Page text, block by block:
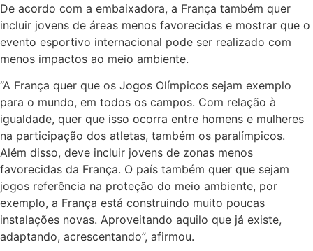
De acordo com a embaixadora, a França também quer
incluir jovens de áreas menos favorecidas e mostrar que o
evento esportivo internacional pode ser realizado com
menos impactos ao meio ambiente.
“A França quer que os Jogos Olímpicos sejam exemplo
para o mundo, em todos os campos. Com relação à
igualdade, quer que isso ocorra entre homens e mulheres
na participação dos atletas, também os paralímpicos.
Além disso, deve incluir jovens de zonas menos
favorecidas da França. O país também quer que sejam
jogos referência na proteção do meio ambiente, por
exemplo, a França está construindo muito poucas
instalações novas. Aproveitando aquilo que já existe,
adaptando, acrescentando”, afirmou.